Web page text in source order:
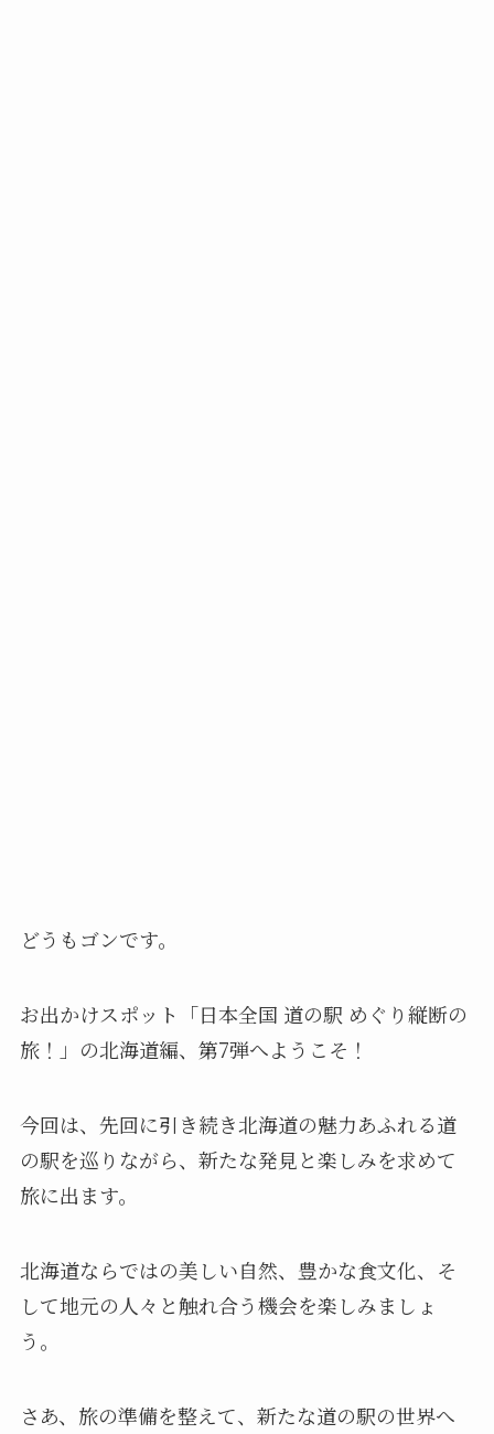
どうもゴンです。
お出かけスポット「日本全国 道の駅 めぐり縦断の
旅！」の北海道編、第7弾へようこそ！
今回は、先回に引き続き北海道の魅力あふれる道
の駅を巡りながら、新たな発見と楽しみを求めて
旅に出ます。
北海道ならではの美しい自然、豊かな食文化、そ
して地元の人々と触れ合う機会を楽しみましょ
う。
さあ、旅の準備を整えて、新たな道の駅の世界へ